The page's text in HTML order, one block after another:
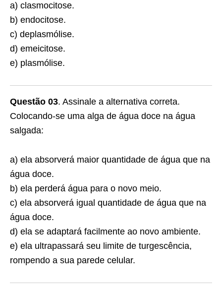
a) clasmocitose.
b) endocitose.
c) deplasmólise.
d) emeicitose.
e) plasmólise.
Questão 03. Assinale a alternativa correta.
Colocando-se uma alga de água doce na água
salgada:
a) ela absorverá maior quantidade de água que na
água doce.
b) ela perderá água para o novo meio.
c) ela absorverá igual quantidade de água que na
água doce.
d) ela se adaptará facilmente ao novo ambiente.
e) ela ultrapassará seu limite de turgescência,
rompendo a sua parede celular.